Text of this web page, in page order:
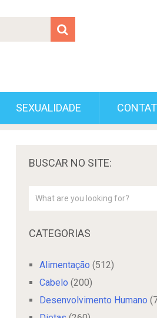
SEXUALIDADE
BUSCAR NO SITE:
CATEGORIAS
Alimentação (512)
Cabelo (200)
Desenvolvimento Humano